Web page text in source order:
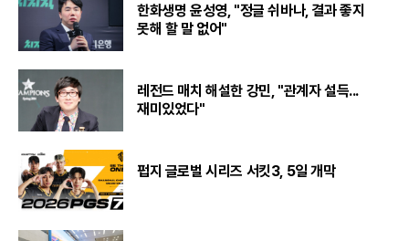
한화생명 윤성영, "정글 쉬바나, 결과 좋지
못해 할 말 없어"
레전드 매치 해설한 강민, "관계자 설득...
재미있었다"
펍지 글로벌 시리즈 서킷3, 5일 개막